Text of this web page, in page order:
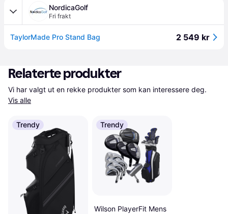
NordicaGolf
Fri frakt
TaylorMade Pro Stand Bag 2 549 kr
Relaterte produkter
Vis alle
Trendy Trendy
Wilson PlayerFit Mens